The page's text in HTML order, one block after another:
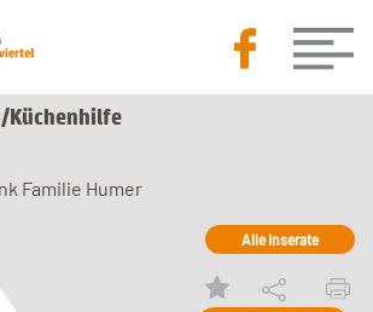
Küchenhilfe
Familie Humer
Alle Inserate